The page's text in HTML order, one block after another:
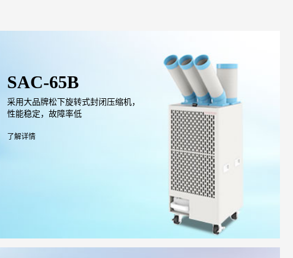
SAC-65B
采用大品牌松下旋转式封闭压缩机，
性能稳定，故障率低
了解详情